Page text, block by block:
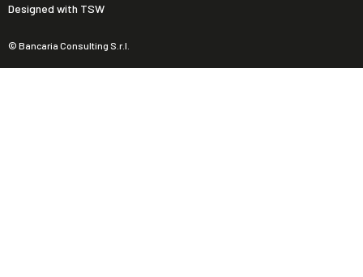
© Bancaria Consulting S.r.l.
Designed with TSW